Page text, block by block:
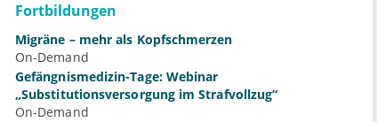
Fortbildungen
Migräne – mehr als Kopfschmerzen
On-Demand
Gefängnismedizin-Tage: Webinar
„Substitutionsversorgung im Strafvollzug“
On-Demand